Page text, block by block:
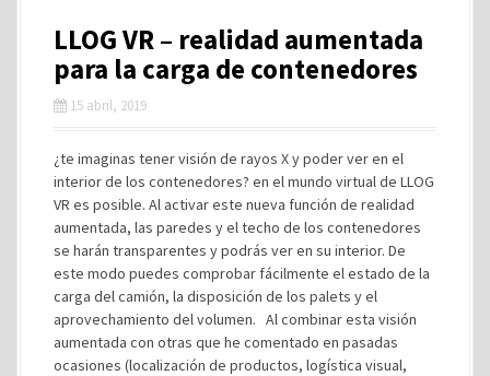
LLOG VR – realidad aumentada
para la carga de contenedores
15 abril, 2019
¿te imaginas tener visión de rayos X y poder ver en el
interior de los contenedores? en el mundo virtual de LLOG
VR es posible. Al activar este nueva función de realidad
aumentada, las paredes y el techo de los contenedores
se harán transparentes y podrás ver en su interior. De
este modo puedes comprobar fácilmente el estado de la
carga del camión, la disposición de los palets y el
aprovechamiento del volumen. Al combinar esta visión
aumentada con otras que he comentado en pasadas
ocasiones (localización de productos, logística visual,